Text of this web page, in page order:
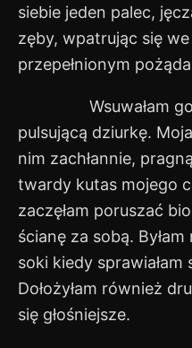
siebie jeden palec,
zęby, wpatrując się
przepełnionym
Wsuwałam go i
pulsującą dziurkę.
nim zachłannie,
twardy kutas mojego
zaczęłam poruszać
ścianę za sobą. Byłam
soki kiedy
Dołożyłam również
się głośniejsze.